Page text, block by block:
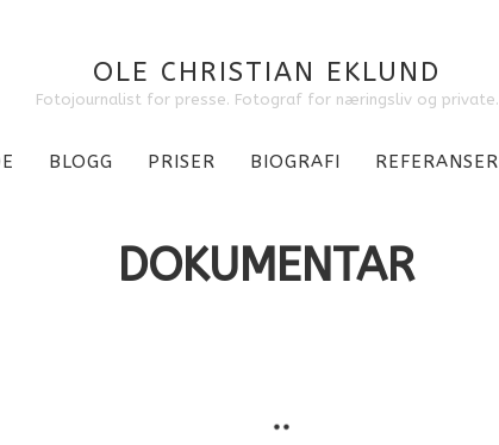
OLE CHRISTIAN EKLUND
Fotojournalist for presse. Fotograf for næringsliv og private.
BLOGG PRISER BIOGRAFI REFERANSER
DOKUMENTAR